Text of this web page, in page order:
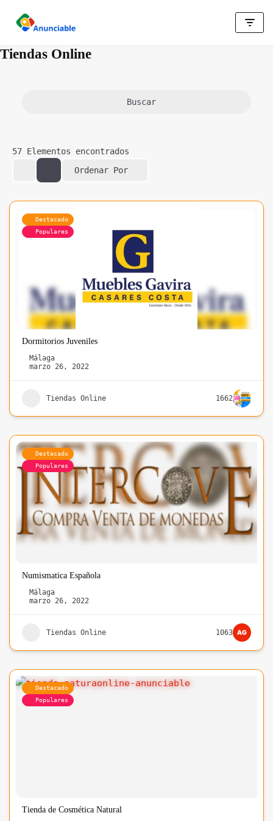
Saltar
al
contenido
Tiendas Online
Buscar
57 Elementos encontrados
Ordenar Por
Destacado
Populares
Dormitorios Juveniles
Málaga
marzo 26, 2022
Tiendas Online 1662
Destacado
Populares
Numismatica Española
Málaga
marzo 26, 2022
Tiendas Online 1063
Destacado
Populares
Tienda de Cosmética Natural